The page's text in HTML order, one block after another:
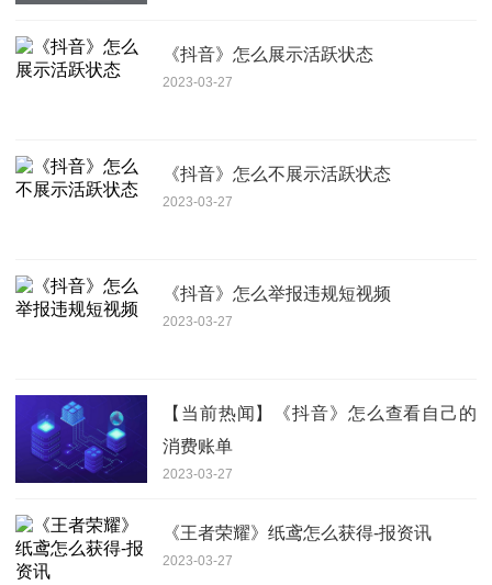
《抖音》怎么展示活跃状态
2023-03-27
《抖音》怎么不展示活跃状态
2023-03-27
《抖音》怎么举报违规短视频
2023-03-27
【当前热闻】《抖音》怎么查看自己的
消费账单
2023-03-27
《王者荣耀》纸鸢怎么获得-报资讯
2023-03-27